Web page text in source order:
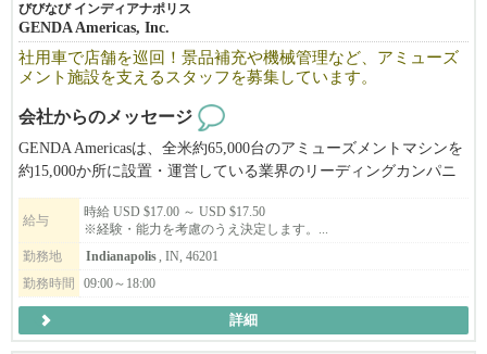
びびなび インディアナポリス
GENDA Americas, Inc.
社用車で店舗を巡回！景品補充や機械管理など、アミューズ
メント施設を支えるスタッフを募集しています。
会社からのメッセージ
GENDA Americasは、全米約65,000台のアミューズメントマシンを
約15,000か所に設置・運営している業界のリーディングカンパニ
ーです！
現在、担当エリアを自ら管理し、主体的に業務へ取り組み、成果
を生み出せるフィールドサービススタッフを募集しています。
担当エリア内の店舗を巡回し、アミューズメント機器のメンテナ
ンスや景品補充、売上回収などを効率的かつプロフェッショナル
に行っていただきます。
経験がなくてもご応募いただけます!!
給与
時給 USD $17.00 ～ USD $17.50
※経験・能力を考慮のうえ決定します。...
勤務地
Indianapolis , IN, 46201
勤務時間
09:00～18:00
詳細